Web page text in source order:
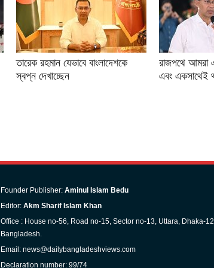
তারেক রহমান যেভাবে বাংলাদেশকে
স্বপ্ন দেখাচ্ছেন
রাজপথে আমরা
এবং একসাথেই
Founder Publisher: Aminul Islam Bedu
Editor: Akm Sharif Islam Khan
Office : House no-56, Road no-15, Sector no-13, Uttara, Dhaka-
Bangladesh.
Email: news@dailybangladeshviews.com
Declaration number: 99/74